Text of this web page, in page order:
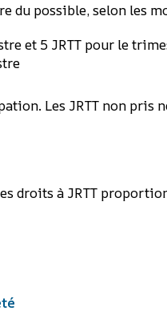
du possible, selon les
et 5 JRTT pour le
Les JRTT non pris
droits à JRTT